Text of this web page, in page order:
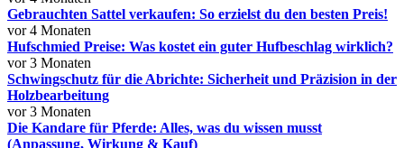
Gebrauchten Sattel verkaufen: So erzielst du den besten Preis!
vor 4 Monaten
Hufschmied Preise: Was kostet ein guter Hufbeschlag wirklich?
vor 3 Monaten
Schwingschutz für die Abrichte: Sicherheit und Präzision in der
Holzbearbeitung
vor 3 Monaten
Die Kandare für Pferde: Alles, was du wissen musst
(Anpassung, Wirkung & Kauf)